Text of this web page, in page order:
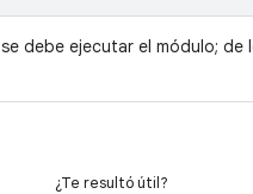
debe ejecutar el módulo;
¿Te resultó útil?